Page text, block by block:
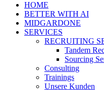
HOME
BETTER WITH AI
MIDGARDONE
SERVICES
RECRUITING
Tandem
Sourcing
Consulting
Trainings
Unsere Kunden